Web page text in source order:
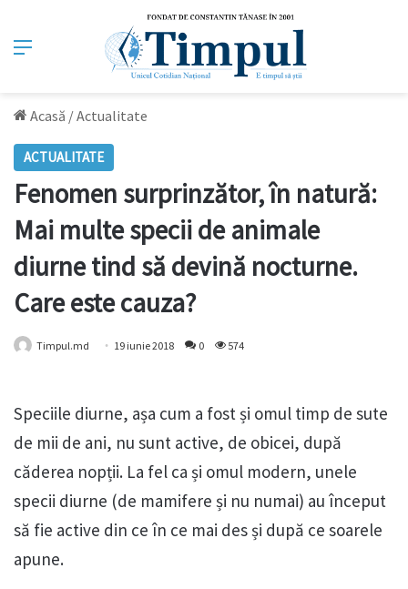
Meniu
Acasă /Actualitate
ACTUALITATE
Fenomen surprinzător, în natură:
Mai multe specii de animale
diurne tind să devină nocturne.
Care este cauza?
Timpul.md 19 iunie 2018 0 574
Speciile diurne, așa cum a fost și omul timp de sute
de mii de ani, nu sunt active, de obicei, după
căderea nopții. La fel ca și omul modern, unele
specii diurne (de mamifere și nu numai) au început
să fie active din ce în ce mai des și după ce soarele
apune.